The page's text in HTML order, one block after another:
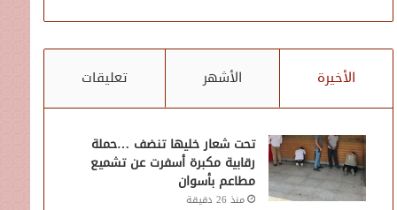
الأخيرة الأشهر تعليقات
تحت شعار خليها تنضف …حملة
رقابية مكبرة أسفرت عن تشميع
مطاعم بأسوان
منذ 26 دقيقة